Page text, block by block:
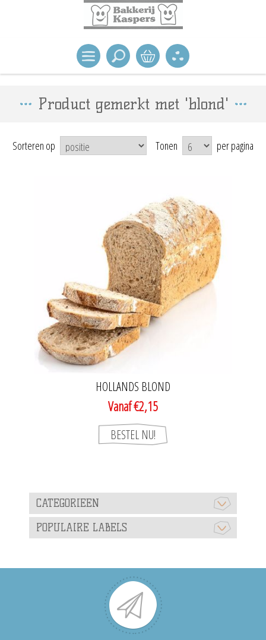
Product gemerkt met 'blond'
Sorteren op Tonen per pagina
HOLLANDS BLOND
Vanaf €2,15
CATEGORIEEN
POPULAIRE LABELS